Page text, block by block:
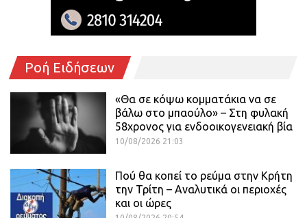
Ροή Ειδήσεων
«Θα σε κόψω κομματάκια να σε
βάλω στο μπαούλο» – Στη φυλακή
58χρονος για ενδοοικογενειακή βία
10/08/2026 21:03
Πού θα κοπεί το ρεύμα στην Κρήτη
την Τρίτη – Αναλυτικά οι περιοχές
και οι ώρες